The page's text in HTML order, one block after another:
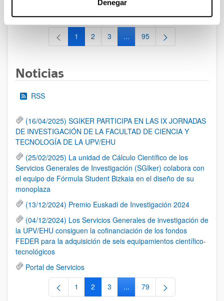
Denegar
al 30/07/2026 (ambos incluídos)
Página
1 Página
2 Página
3 ...Páginas intermedias Use TAB
Página
95
Noticias
RSS
(16/04/2025) SGIKER PARTICIPA EN LAS IX JORNADAS
DE INVESTIGACIÓN DE LA FACULTAD DE CIENCIA Y
TECNOLOGÍA DE LA UPV/EHU
(25/02/2025) La unidad de Cálculo Científico de los
Servicios Generales de Investigación (SGIker) colabora con
el equipo de Fórmula Student Bizkaia en el diseño de su
monoplaza
(13/12/2024) Premio Euskadi de Investigación 2024
(04/12/2024) Los Servicios Generales de investigación de
la UPV/EHU consiguen la cofinanciación de los fondos
FEDER para la adquisición de seis equipamientos científico-
tecnológicos
Portal de Servicios
Página
1 Página
2 Página
3 ...Páginas intermedias Use TAB
Página
79